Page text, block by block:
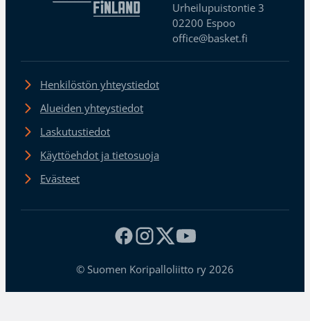
Urheilupuistontie 3
02200 Espoo
office@basket.fi
Henkilöstön yhteystiedot
Alueiden yhteystiedot
Laskutustiedot
Käyttöehdot ja tietosuoja
Evästeet
© Suomen Koripalloliitto ry 2026